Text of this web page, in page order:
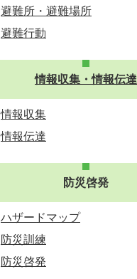
避難所・避難場所
避難行動
情報収集・情報伝達
情報収集
情報伝達
防災啓発
ハザードマップ
防災訓練
防災啓発